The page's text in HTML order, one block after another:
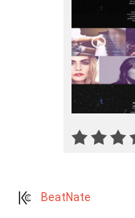
BeatNate